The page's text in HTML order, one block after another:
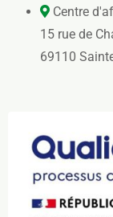
Centre
15 rue de
69110